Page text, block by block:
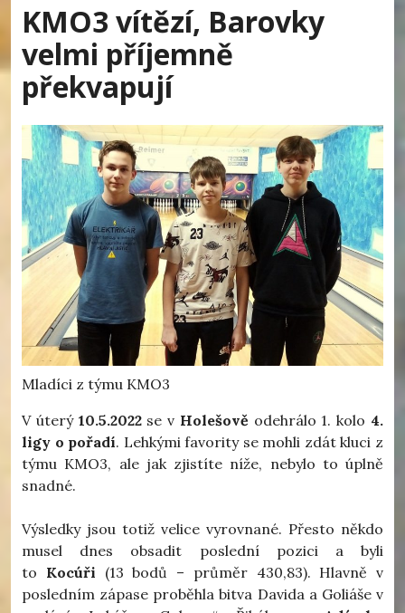
KMO3 vítězí, Barovky
velmi příjemně
překvapují
Mladíci z týmu KMO3
V úterý 10.5.2022se v Holešově odehrálo 1. kolo 4.
ligy o pořadí. Lehkými favority se mohli zdát kluci z
týmu KMO3, ale jak zjistíte níže, nebylo to úplně
snadné.
Výsledky jsou totiž velice vyrovnané. Přesto někdo
musel dnes obsadit poslední pozici a byli
to Kocúři (13 bodů – průměr 430,83). Hlavně v
posledním zápase proběhla bitva Davida a Goliáše v